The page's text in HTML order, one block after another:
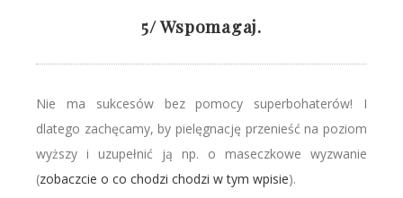
5/ Wspomagaj.
Nie ma sukcesów bez pomocy superbohaterów! I
dlatego zachęcamy, by pielęgnację przenieść na poziom
wyższy i uzupełnić ją np. o maseczkowe wyzwanie
(zobaczcie o co chodzi chodzi w tym wpisie).